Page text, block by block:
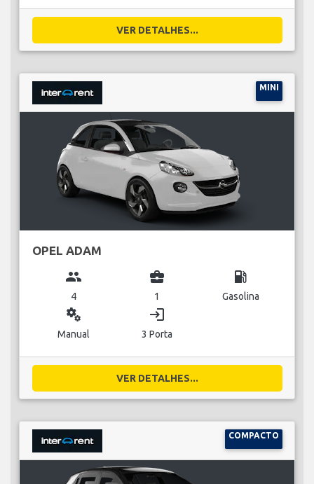
VER DETALHES...
MINI
OPEL ADAM
group
4
business_center
1
local_gas_station
Gasolina
miscellaneous_services
Manual
login
3 Porta
VER DETALHES...
COMPACTO